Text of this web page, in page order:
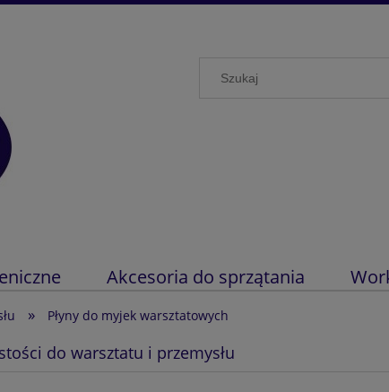
Akcesoria do sprzątania
» Płyny do myjek warsztatowych
do warsztatu i przemysłu